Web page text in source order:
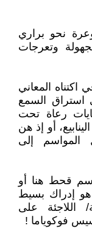
نحو براري
وتعرجات
المعاني
استراق السمع
رعاة تحت
أو إذ هن
المواسم إلى
قحط هنا أو
هو إدراك بسيط
اللاجئة على
فوكوياما !